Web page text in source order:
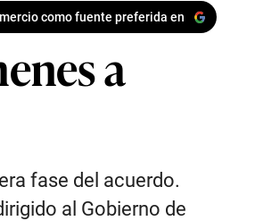
como fuente preferida en
a
fase del acuerdo.
al Gobierno de